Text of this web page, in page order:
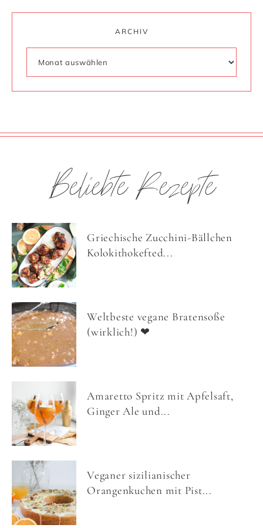
ARCHIV
Beliebte Rezepte
Griechische Zucchini-Bällchen
Kolokithokefted...
Weltbeste vegane Bratensoße
(wirklich!) ❤
Amaretto Spritz mit Apfelsaft,
Ginger Ale und...
Veganer sizilianischer
Orangenkuchen mit Pist...